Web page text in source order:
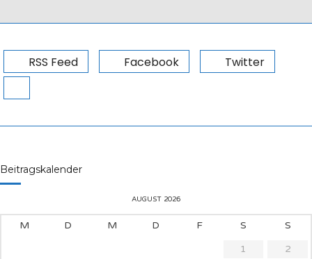
RSS Feed Facebook Twitter
Beitragskalender
AUGUST 2026
M D M D F S
S
1
2